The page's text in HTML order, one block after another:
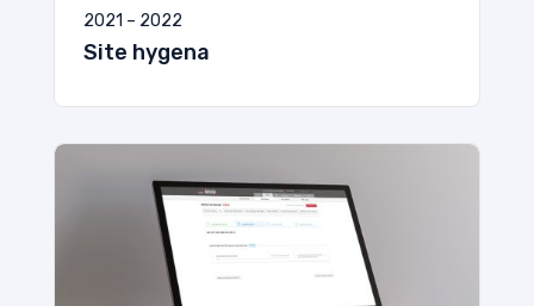
2021 – 2022
Site hygena